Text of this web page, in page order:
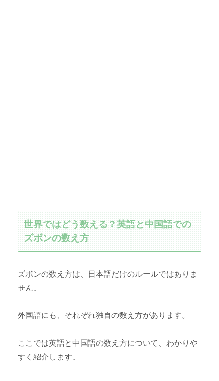
世界ではどう数える？英語と中国語での
ズボンの数え方
ズボンの数え方は、日本語だけのルールではありま
せん。
外国語にも、それぞれ独自の数え方があります。
ここでは英語と中国語の数え方について、わかりや
すく紹介します。